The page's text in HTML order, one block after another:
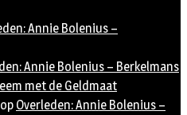
Annie Bolenius –
Annie Bolenius – Berkelmans
met de Geldmaat
op Overleden: Annie Bolenius –